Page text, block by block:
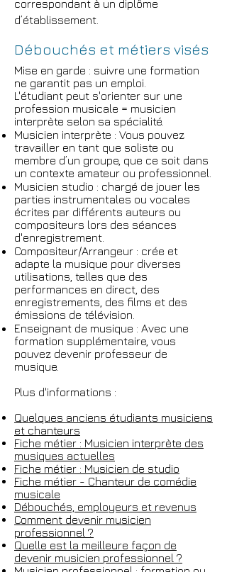
correspondant à un diplôme
d’établissement.
Débouchés et métiers visés
Mise en garde : suivre une formation
ne garantit pas un emploi.
L'étudiant peut s'orienter sur une
profession musicale = musicien
interprète selon sa spécialité.
Musicien interprète : Vous pouvez
travailler en tant que soliste ou
membre d’un groupe, que ce soit dans
un contexte amateur ou professionnel.
Musicien studio : chargé de jouer les
parties instrumentales ou vocales
écrites par différents auteurs ou
compositeurs lors des séances
d'enregistrement.
Compositeur/Arrangeur : crée et
adapte la musique pour diverses
utilisations, telles que des
performances en direct, des
enregistrements, des films et des
émissions de télévision.
Enseignant de musique : Avec une
formation supplémentaire, vous
pouvez devenir professeur de
musique.
Plus d'informations :
Quelques anciens étudiants musiciens
et chanteurs
Fiche métier : Musicien interprète des
musiques actuelles
Fiche métier : Musicien de studio
Fiche métier - Chanteur de comédie
musicale
Débouchés, employeurs et revenus
Comment devenir musicien
professionnel ?
Quelle est la meilleure façon de
devenir musicien professionnel ?